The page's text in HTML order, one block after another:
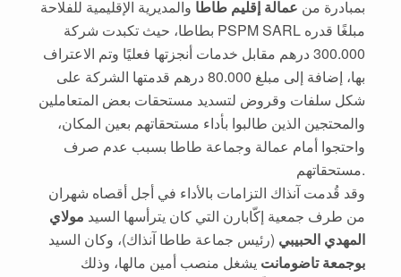
بمبادرة من عمالة إقليم طاطا والمديرية الإقليمية للفلاحة
بطاطا، حيث تكبدت شركة PSPM SARL مبلغًا قدره
300.000 درهم مقابل خدمات أنجزتها فعليًا وتم الاعتراف
بها، إضافة إلى مبلغ 80.000 درهم قدمتها الشركة على
شكل سلفات وقروض لتسديد مستحقات بعض المتعاملين
والمحتجين الذين طالبوا بأداء مستحقاتهم بعين المكان،
واحتجوا أمام عمالة وجماعة طاطا بسبب عدم صرف
مستحقاتهم.
وقد قُدمت آنذاك التزامات بالأداء في أجل أقصاه شهران
من طرف جمعية إكّابارن التي كان يترأسها السيد مولاي
المهدي الحبيبي (رئيس جماعة طاطا آنذاك)، وكان السيد
بوجمعة تاضومانت يشغل منصب أمين مالها، وذلك